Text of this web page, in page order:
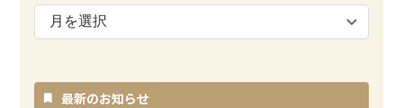
ブ
最新のお知らせ